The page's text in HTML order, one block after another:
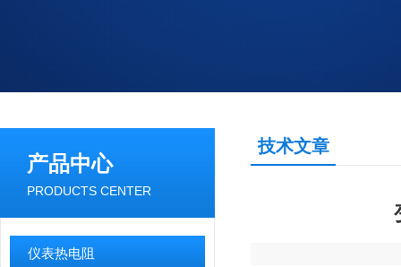
产品中心
PRODUCTS CENTER
仪表热电阻
技术文章